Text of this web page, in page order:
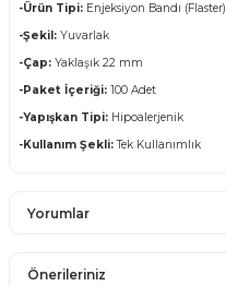
-Ürün Tipi: Enjeksiyon Bandı (Flaster)
-Şekil: Yuvarlak
-Çap: Yaklaşık 22 mm
-Paket İçeriği: 100 Adet
-Yapışkan Tipi: Hipoalerjenik
-Kullanım Şekli:Tek Kullanımlık
Yorumlar
Önerileriniz